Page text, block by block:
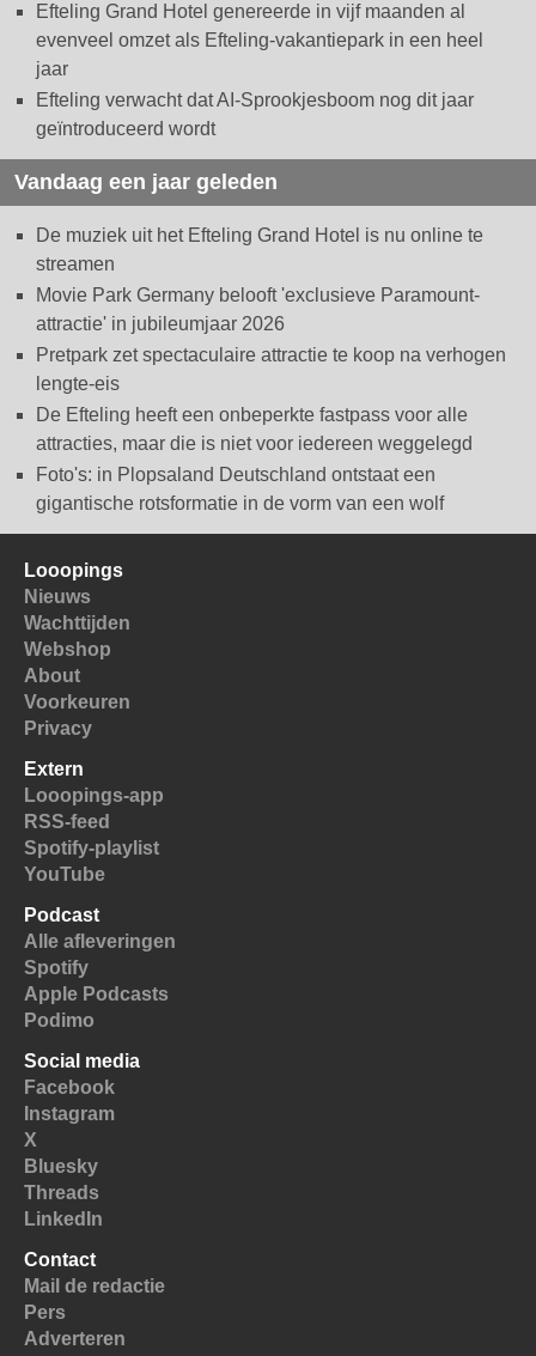
Efteling Grand Hotel genereerde in vijf maanden al
evenveel omzet als Efteling-vakantiepark in een heel
jaar
Efteling verwacht dat AI-Sprookjesboom nog dit jaar
geïntroduceerd wordt
Vandaag een jaar geleden
De muziek uit het Efteling Grand Hotel is nu online te
streamen
Movie Park Germany belooft 'exclusieve Paramount-
attractie' in jubileumjaar 2026
Pretpark zet spectaculaire attractie te koop na verhogen
lengte-eis
De Efteling heeft een onbeperkte fastpass voor alle
attracties, maar die is niet voor iedereen weggelegd
Foto's: in Plopsaland Deutschland ontstaat een
gigantische rotsformatie in de vorm van een wolf
Looopings
Nieuws
Wachttijden
Webshop
About
Voorkeuren
Privacy
Extern
Looopings-app
RSS-feed
Spotify-playlist
YouTube
Podcast
Alle afleveringen
Spotify
Apple Podcasts
Podimo
Social media
Facebook
Instagram
X
Bluesky
Threads
LinkedIn
Contact
Mail de redactie
Pers
Adverteren